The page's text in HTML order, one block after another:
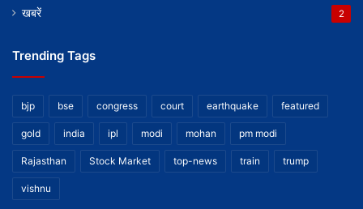
खबरें 2
Trending Tags
bjp bse congress court earthquake featured
gold india ipl modi mohan pm modi
Rajasthan Stock Market top-news train trump
vishnu